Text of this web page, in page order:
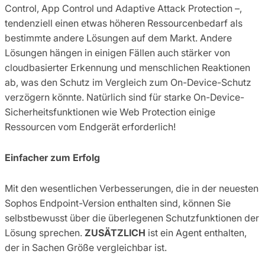
Control, App Control und Adaptive Attack Protection –,
tendenziell einen etwas höheren Ressourcenbedarf als
bestimmte andere Lösungen auf dem Markt. Andere
Lösungen hängen in einigen Fällen auch stärker von
cloudbasierter Erkennung und menschlichen Reaktionen
ab, was den Schutz im Vergleich zum On-Device-Schutz
verzögern könnte. Natürlich sind für starke On-Device-
Sicherheitsfunktionen wie Web Protection einige
Ressourcen vom Endgerät erforderlich!
Einfacher zum Erfolg
Mit den wesentlichen Verbesserungen, die in der neuesten
Sophos Endpoint-Version enthalten sind, können Sie
selbstbewusst über die überlegenen Schutzfunktionen der
Lösung sprechen. ZUSÄTZLICH ist ein Agent enthalten,
der in Sachen Größe vergleichbar ist.